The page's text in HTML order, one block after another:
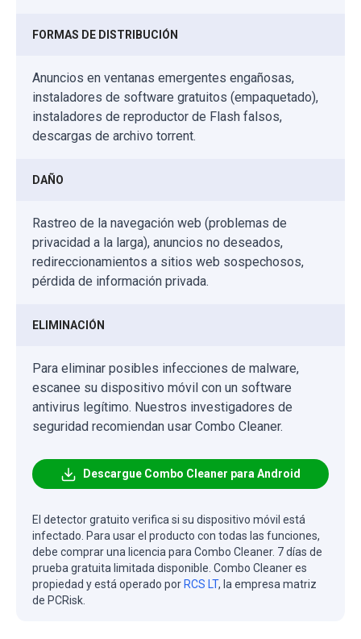
FORMAS DE DISTRIBUCIÓN
Anuncios en ventanas emergentes engañosas,
instaladores de software gratuitos (empaquetado),
instaladores de reproductor de Flash falsos,
descargas de archivo torrent.
DAÑO
Rastreo de la navegación web (problemas de
privacidad a la larga), anuncios no deseados,
redireccionamientos a sitios web sospechosos,
pérdida de información privada.
ELIMINACIÓN
Para eliminar posibles infecciones de malware,
escanee su dispositivo móvil con un software
antivirus legítimo. Nuestros investigadores de
seguridad recomiendan usar Combo Cleaner.
Descargue Combo Cleaner para Android
El detector gratuito verifica si su dispositivo móvil está
infectado. Para usar el producto con todas las funciones,
debe comprar una licencia para Combo Cleaner. 7 días de
prueba gratuita limitada disponible. Combo Cleaner es
propiedad y está operado por RCS LT, la empresa matriz
de PCRisk.